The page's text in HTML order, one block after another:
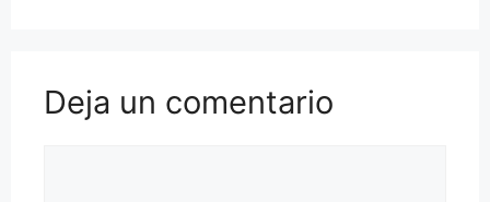
Deja un comentario